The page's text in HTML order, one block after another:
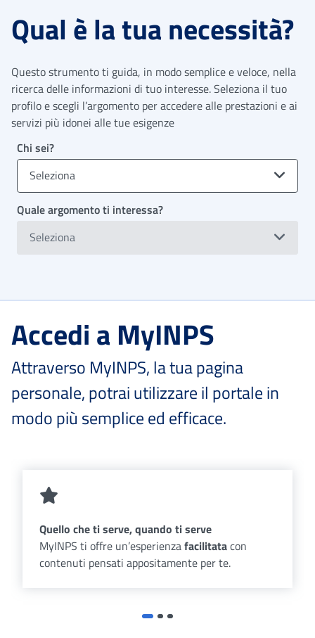
Qual è la tua necessità?
Questo strumento ti guida, in modo semplice e veloce, nella
ricerca delle informazioni di tuo interesse. Seleziona il tuo
profilo e scegli l’argomento per accedere alle prestazioni e ai
servizi più idonei alle tue esigenze
Chi sei?
Seleziona
Quale argomento ti interessa?
Seleziona
Accedi a MyINPS
Attraverso MyINPS, la tua pagina
personale, potrai utilizzare il portale in
modo più semplice ed efficace.
Quello che ti serve, quando ti serve
MyINPS ti offre un’esperienzafacilitatacon
contenuti pensati appositamente per te.